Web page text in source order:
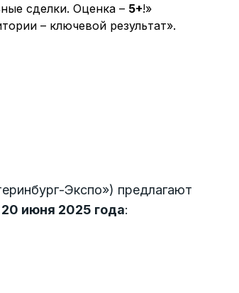
сделки. Оценка – 5+!»
– ключевой результат».
Экспо») предлагают
20 июня 2025 года: